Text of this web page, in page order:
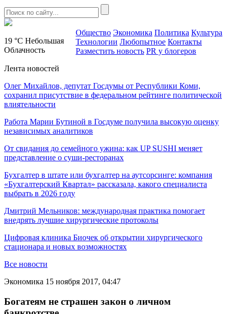
19 °C Небольшая
Облачность
Общество Экономика Политика Культура
Технологии Любопытное Контакты
Разместить новость PR у блогеров
Лента новостей
Олег Михайлов, депутат Госдумы от Республики Коми,
сохранил присутствие в федеральном рейтинге политической
влиятельности
Работа Марии Бутиной в Госдуме получила высокую оценку
независимых аналитиков
От свидания до семейного ужина: как UP SUSHI меняет
представление о суши-ресторанах
Бухгалтер в штате или бухгалтер на аутсорсинге: компания
«Бухгалтерский Квартал» рассказала, какого специалиста
выбрать в 2026 году
Дмитрий Мельников: международная практика помогает
внедрять лучшие хирургические протоколы
Цифровая клиника Биочек об открытии хирургического
стационара и новых возможностях
Все новости
Экономика 15 ноября 2017, 04:47
Богатеям не страшен закон о личном